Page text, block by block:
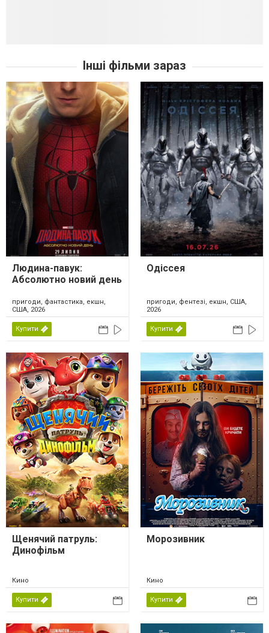
Інші фільми зараз
Людина-павук:
Абсолютно новий день
пригоди, фантастика, екшн,
США, 2026
Купити
Одіссея
пригоди, фентезі, екшн, США,
2026
Купити
Щенячий патруль:
Динофільм
Кино
Купити
Морозивник
Кино
Купити